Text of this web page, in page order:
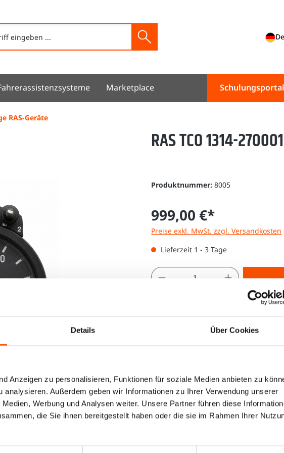
Details Über Cookies
Anzeigen zu personalisieren, Funktionen für soziale Medien anbieten zu
analysieren. Außerdem geben wir Informationen zu Ihrer Verwendung unserer
Werbung und Analysen weiter. Unsere Partner führen diese
die Sie ihnen bereitgestellt haben oder die sie im Rahmen Ihrer
Marketplace Schulungsportal
RAS-Geräte
RAS TCO 1314-
Produktnummer:8005
999,00 €*
Preise exkl. MwSt. zzgl. Versandkosten
Lieferzeit 1 - 3 Tage
Produkt Anzahl: Gib